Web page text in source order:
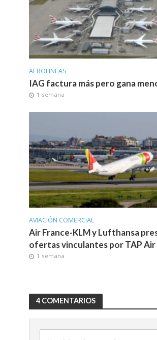
AEROLINEAS
IAG factura más pero gana
1 semana
AVIACIÓN COMERCIAL
Air France-KLM y Lufthansa
ofertas vinculantes por TAP
1 semana
4 COMENTARIOS